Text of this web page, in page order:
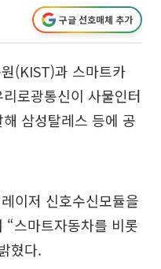
구글 선호매체 추가
(KIST)과 스마트카
로광통신이 사물인터
삼성탈레스 등에 공
이저 신호수신모듈을
“스마트자동차를 비롯
혔다.